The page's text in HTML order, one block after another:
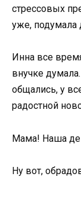
стрессовых
уже, подумала
Инна все
внучке
общались, у
радостной
Мама! Наша
Ну вот,